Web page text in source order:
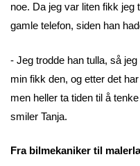
noe. Da jeg var liten fikk jeg
gamle telefon, siden han
- Jeg trodde han tulla, så
min fikk den, og etter det
men heller ta tiden til å
smiler Tanja.
Fra bilmekaniker til